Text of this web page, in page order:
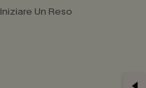
Iniziare Un Reso